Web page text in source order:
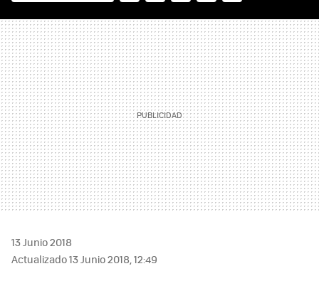
MAIL
13 Junio 2018
Actualizado 13 Junio 2018, 12:49